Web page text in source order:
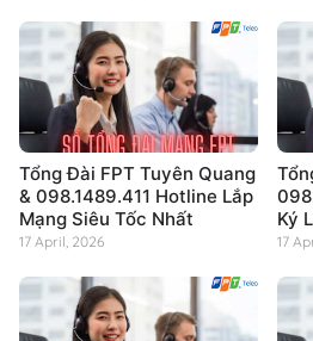
Tổng Đài FPT Tuyên Quang
& 098.1489.411 Hotline Lắp
Mạng Siêu Tốc Nhất
17 April, 2026
Ký
17